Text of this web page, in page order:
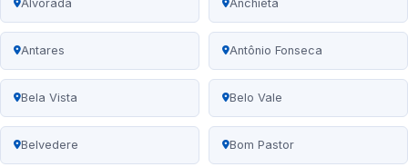
Alvorada Anchieta
Antares Antônio Fonseca
Bela Vista Belo Vale
Belvedere Bom Pastor